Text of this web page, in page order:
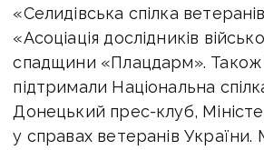
«Cелидівська спілка
«Асоціація дослідників
спадщини «Плацдарм». Також
підтримали Національна
Донецький прес-клуб,
у справах ветеранів України.